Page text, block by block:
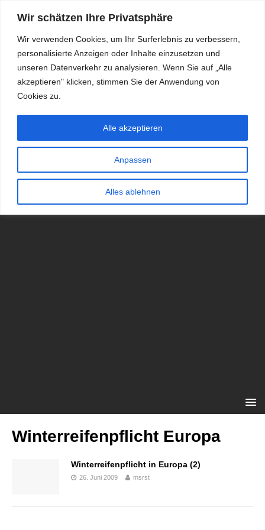
Wir schätzen Ihre Privatsphäre
Wir verwenden Cookies, um Ihr Surferlebnis zu verbessern,
personalisierte Anzeigen oder Inhalte einzusetzen und
unseren Datenverkehr zu analysieren. Wenn Sie auf „Alle
akzeptieren" klicken, stimmen Sie der Anwendung von
Cookies zu.
Anpassen
Alles ablehnen
Alle akzeptieren
RDKS.EXPERT
TESTS, EXPERTEN-TIPPS RUND UM DAS THEMA RDKS UND
Winterreifenpflicht Europa
Winterreifenpflicht in Europa (2)
26. Juni 2009 msrst